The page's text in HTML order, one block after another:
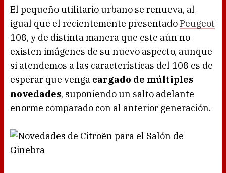
El pequeño utilitario urbano se renueva, al
igual que el recientemente presentadoPeugeot
108, y de distinta manera que este aún no
existen imágenes de su nuevo aspecto, aunque
si atendemos a las características del 108 es de
esperar que venga cargado de múltiples
novedades, suponiendo un salto adelante
enorme comparado con al anterior generación.